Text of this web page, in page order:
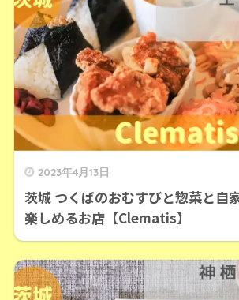
2023年4月13日
茨城 つくばのおむすびと惣菜と自
楽しめるお店【Clematis】